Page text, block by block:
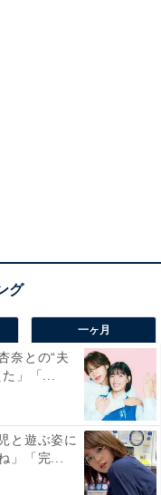
一ヶ月
奈との“夫
た」「...
と遊ぶ姿に
」「完...